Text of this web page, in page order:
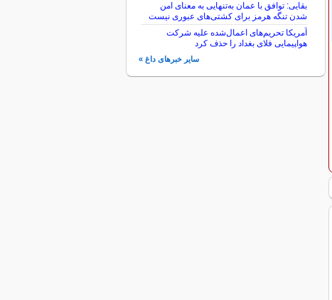
بقایی: توافق با عمان به‌تنهایی به معنای امن
شدن تنگه هرمز برای کشتی‌های عبوری نیست
آمریکا تحریم‌های اعمال‌شده علیه شرکت
هواپیمایی فلای بغداد را حذف کرد
سایر خبرهای داغ »